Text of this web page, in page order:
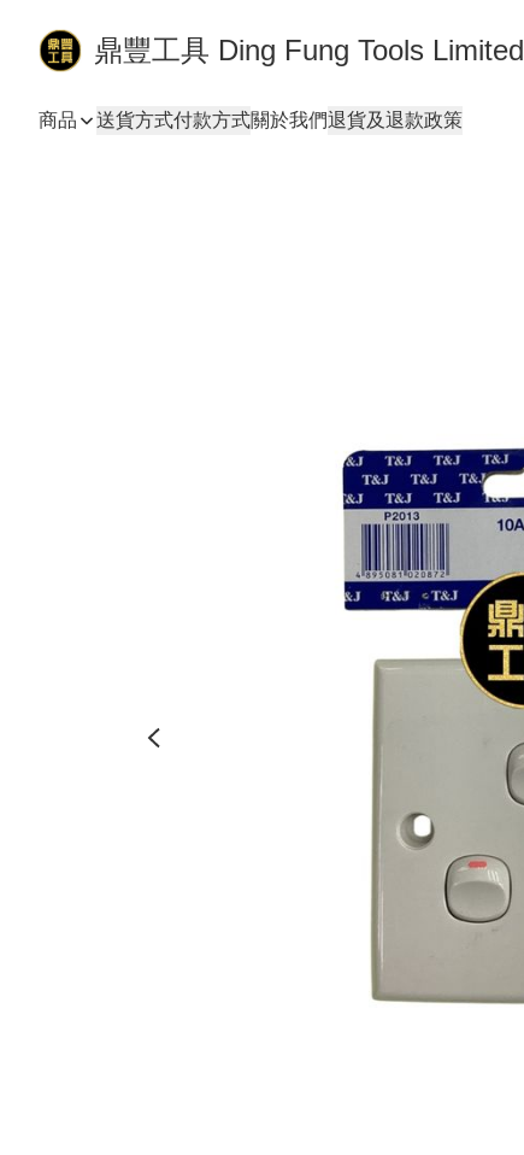
鼎豐工具 Ding Fung Tools Limited
商品 送貨方式付款方式關於我們退貨及退款政策